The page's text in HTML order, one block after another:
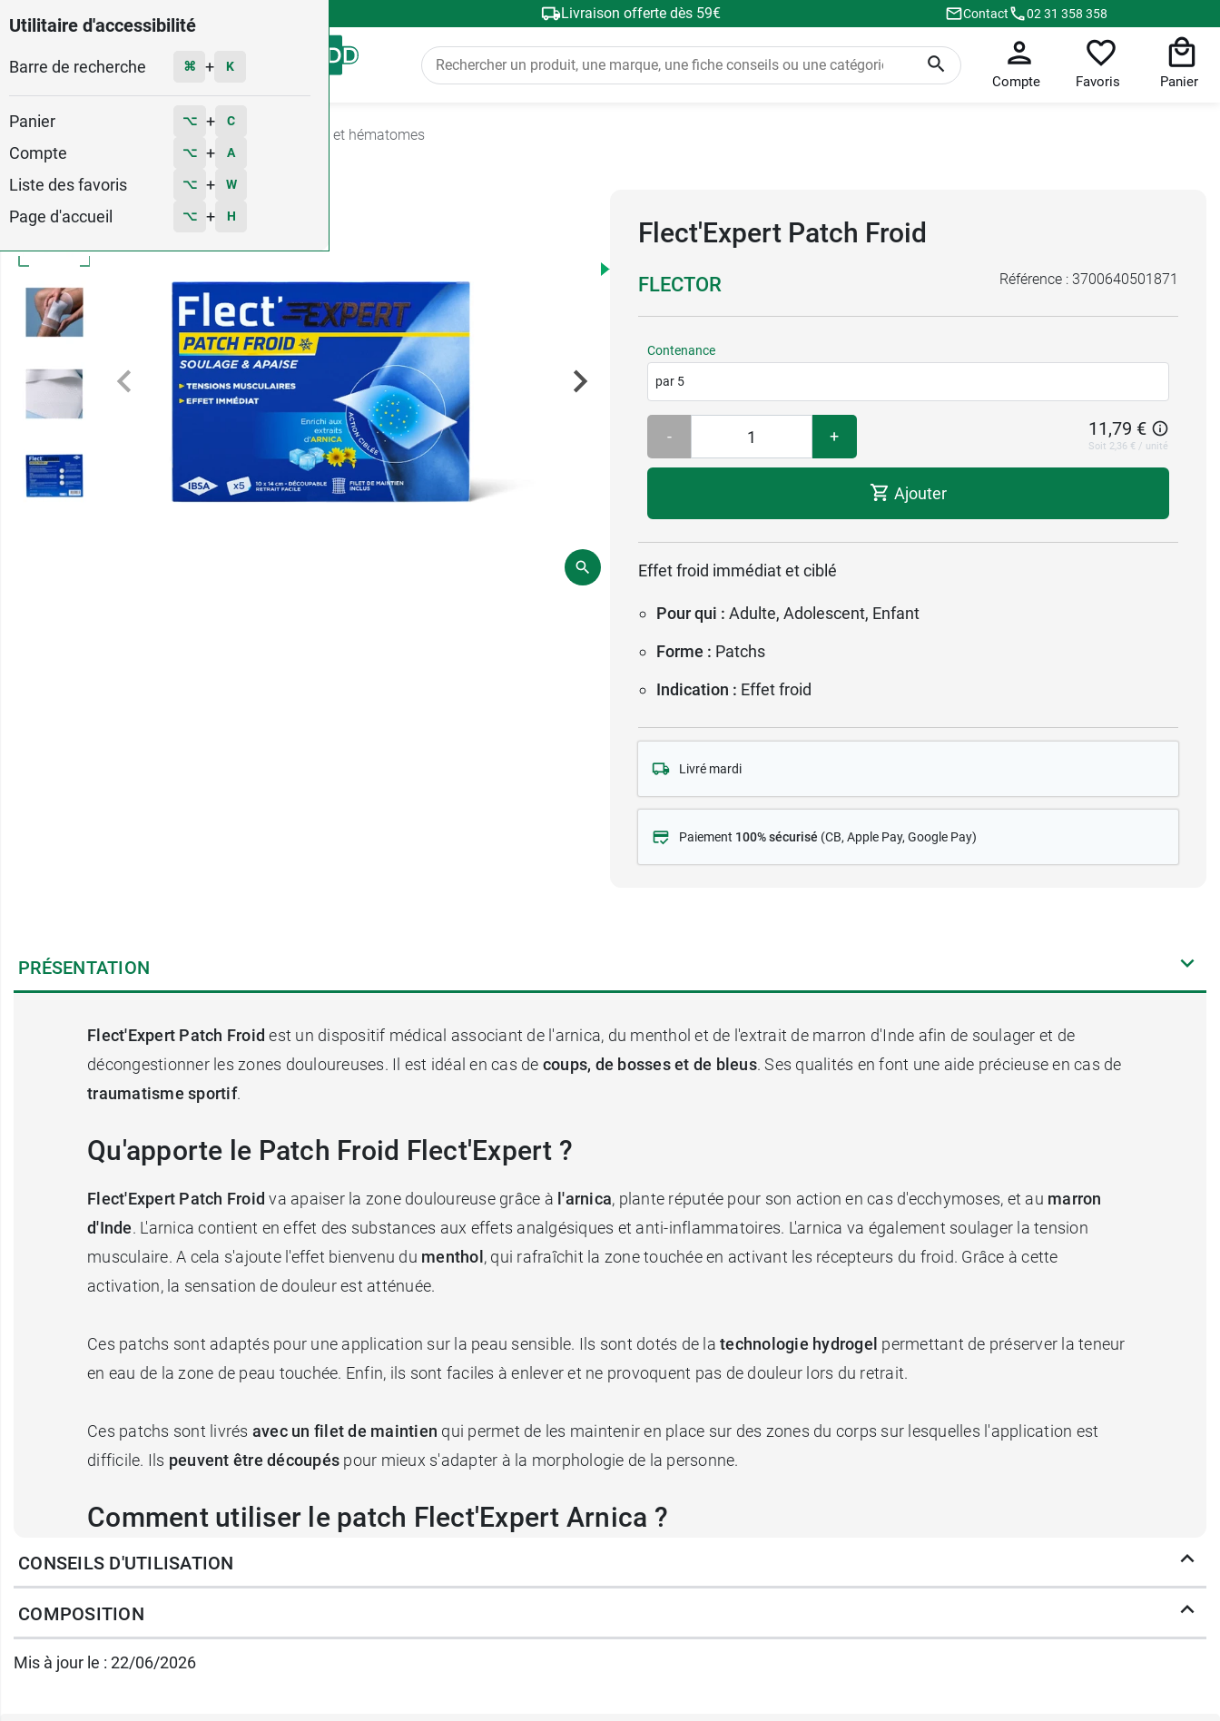
Utilitaire d'accessibilité
Barre de recherche ⌘ + K
Panier ⌥ + C
Compte ⌥ + A
Liste des favoris ⌥ + W
Page d'accueil ⌥ + H
Livraison offerte dès 59€ Contact 02 31 358 358
Menu
Compte Favoris Panier
Contusions et hématomes
Flect'Expert Patch Froid
FLECTOR Référence : 3700640501871
Contenance
par 5
- + 11,79 €
Soit 2,36 € / unité
Ajouter
Effet froid immédiat et ciblé
Pour qui : Adulte, Adolescent, Enfant
Forme : Patchs
Indication : Effet froid
Livré mardi
Paiement 100% sécurisé (CB, Apple Pay, Google Pay)
PRÉSENTATION
Flect'Expert Patch Froidest un dispositif médical associant de l'arnica, du menthol et de l'extrait de marron d'Inde afin de soulager et de
décongestionner les zones douloureuses. Il est idéal en cas de coups, de bosses et de bleus. Ses qualités en font une aide précieuse en cas de
traumatisme sportif.
Qu'apporte le Patch Froid Flect'Expert ?
Flect'Expert Patch Froidva apaiser la zone douloureuse grâce à l'arnica, plante réputée pour son action en cas d'ecchymoses, et au marron
d'Inde. L'arnica contient en effet des substances aux effets analgésiques et anti-inflammatoires. L'arnica va également soulager la tension
musculaire. A cela s'ajoute l'effet bienvenu du menthol, qui rafraîchit la zone touchée en activant les récepteurs du froid. Grâce à cette
activation, la sensation de douleur est atténuée.
Ces patchs sont adaptés pour une application sur la peau sensible. Ils sont dotés de la technologie hydrogel permettant de préserver la teneur
en eau de la zone de peau touchée. Enfin, ils sont faciles à enlever et ne provoquent pas de douleur lors du retrait.
Ces patchs sont livrés avec un filet de maintien qui permet de les maintenir en place sur des zones du corps sur lesquelles l'application est
difficile. Ils peuvent être découpés pour mieux s'adapter à la morphologie de la personne.
Comment utiliser le patch Flect'Expert Arnica ?
Laisser le patch sur la zone à traiter jusqu'à ce que la sensation bénéfique disparaisse.
Nettoyer et sécher la zone concernée.
Retirer le film protecteur du patch.
Appliquer sur la zone concernée. Il est possible de le découper. Si besoin, le faire tenir en utilisant le filet de maintien fourni.
CONSEILS D'UTILISATION
COMPOSITION
Mis à jour le : 22/06/2026